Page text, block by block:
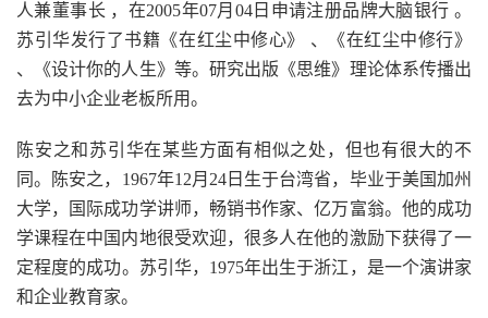
人兼董事长 ，在2005年07月04日申请注册品牌大脑银行 。
苏引华发行了书籍《在红尘中修心》 、《在红尘中修行》
、《设计你的人生》等。研究出版《思维》理论体系传播出
去为中小企业老板所用。
陈安之和苏引华在某些方面有相似之处，但也有很大的不
同。陈安之，1967年12月24日生于台湾省，毕业于美国加州
大学，国际成功学讲师，畅销书作家、亿万富翁。他的成功
学课程在中国内地很受欢迎，很多人在他的激励下获得了一
定程度的成功。苏引华，1975年出生于浙江，是一个演讲家
和企业教育家。